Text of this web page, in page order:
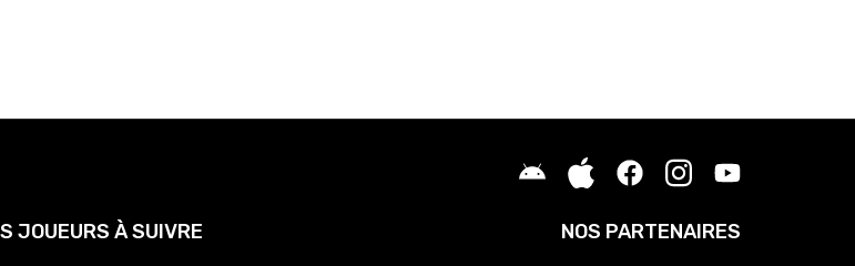
JOUEURS À SUIVRE NOS PARTENAIRES